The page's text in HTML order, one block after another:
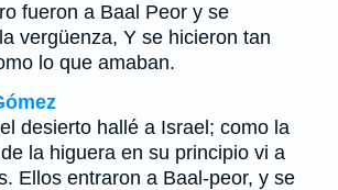
fueron a Baal Peor y se
vergüenza, Y se hicieron tan
lo que amaban.
desierto hallé a Israel; como la
la higuera en su principio vi a
Ellos entraron a Baal-peor, y se